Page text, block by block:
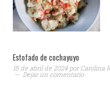
Estofado de cochayuyo
15 de abril de 2024porCarolina
Dejar un comentario